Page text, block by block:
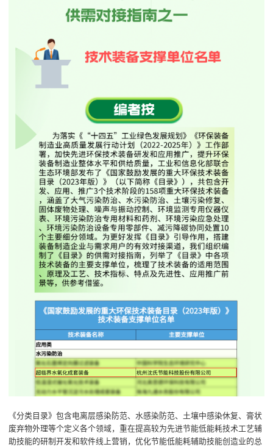
《分类目录》包含电离层感染防范、水感染防范、土壤中感染休复、膏状
废弃物外理等个定义各个领域，重在提高较为先进节能低能耗技术工艺辅
助技能的研制开发和软件线上营销，优化节能低能耗辅助技能创造业的总